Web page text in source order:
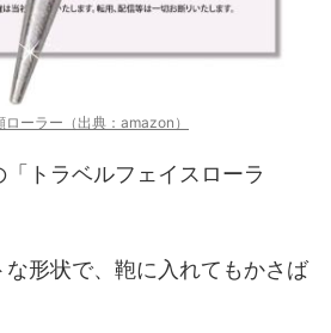
ーラー（出典：amazon）
「トラベルフェイスローラ
形状で、鞄に入れてもかさば